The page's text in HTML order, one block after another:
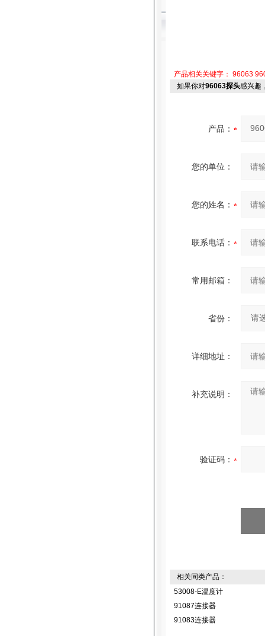
产品相关关键字： 96063
如果你对96063探头感兴趣
产品：
您的单位：
您的姓名：
联系电话：
常用邮箱：
省份：
详细地址：
补充说明：
验证码：
相关同类产品：
53008-E温度计
91087连接器
91083连接器